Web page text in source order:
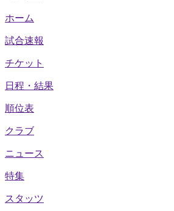
ホーム
試合速報
チケット
日程・結果
順位表
クラブ
ニュース
特集
スタッツ